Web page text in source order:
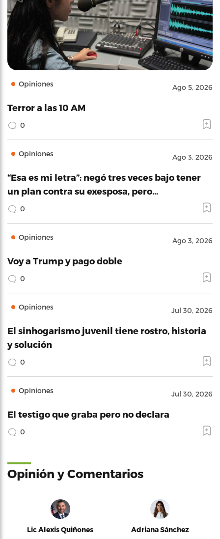
Opiniones Ago 5, 2026
Terror a las 10 AM
0
Opiniones Ago 3, 2026
“Esa es mi letra”: negó tres veces bajo tener
un plan contra su exesposa, pero…
0
Opiniones Ago 3, 2026
Voy a Trump y pago doble
0
Opiniones Jul 30, 2026
El sinhogarismo juvenil tiene rostro, historia
y solución
0
Opiniones Jul 30, 2026
El testigo que graba pero no declara
0
Opinión y Comentarios
Lic Alexis Quiñones Adriana Sánchez